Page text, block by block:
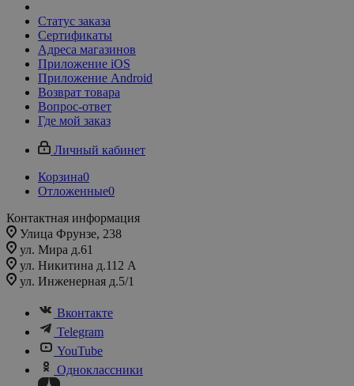
Статус заказа
Сертификаты
Адреса магазинов
Приложение iOS
Приложение Android
Возврат товара
Вопрос-ответ
Где мой заказ
Личный кабинет
Корзина0
Отложенные0
Контактная информация
Улица Фрунзе, 238​
ул. Мира д.61
ул. Никитина д.112 А
ул. Инженерная д.5/1
Вконтакте
Telegram
YouTube
Одноклассники